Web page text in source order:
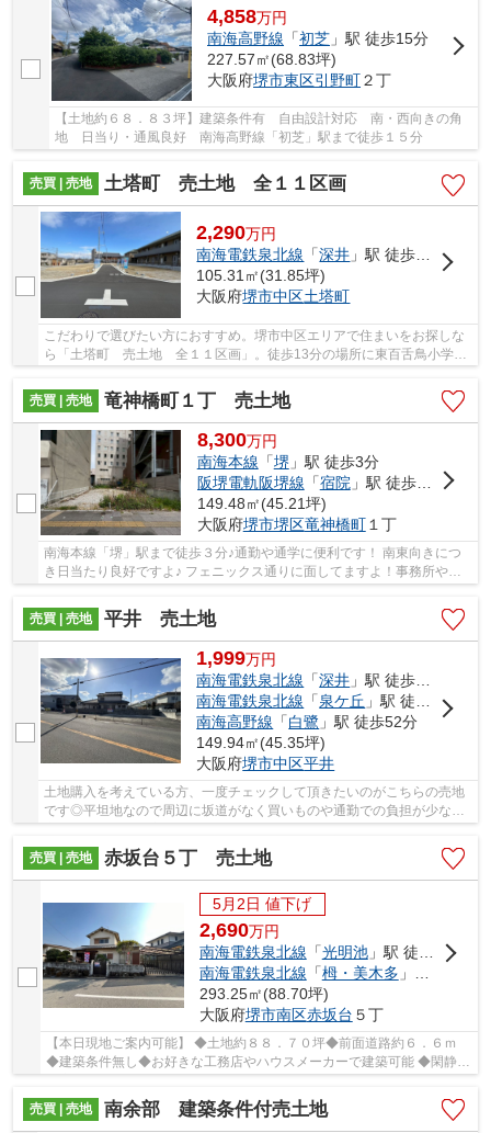
4,858万円
南海高野線 「初芝 」駅 徒歩15分
227.57㎡(68.83坪)
大阪府堺市東区引野町２丁
【土地約６８．８３坪】建築条件有 自由設計対応 南・西向きの角
地 日当り・通風良好 南海高野線「初芝」駅まで徒歩１５分
売買 | 売地 土塔町 売土地 全１１区画
2,290万円
南海電鉄泉北線 「深井 」駅 徒歩17分
105.31㎡(31.85坪)
大阪府堺市中区土塔町
こだわりで選びたい方におすすめ。堺市中区エリアで住まいをお探しな
ら「土塔町 売土地 全１１区画」。徒歩13分の場所に東百舌鳥小学校
売買 | 売地
竜神橋町１丁 売土地
8,300万円
南海本線 「堺 」駅 徒歩3分
阪堺電軌阪堺線 「宿院」駅 徒歩7分
149.48㎡(45.21坪)
大阪府堺市堺区竜神橋町１丁
南海本線「堺」駅まで徒歩３分♪通勤や通学に便利です！ 南東向きにつ
き日当たり良好ですよ♪ フェニックス通りに面してますよ！事務所や店
売買 | 売地
平井 売土地
1,999万円
南海電鉄泉北線 「深井 」駅 徒歩17分
南海電鉄泉北線 「泉ケ丘 」駅 徒歩46分
南海高野線 「白鷺 」駅 徒歩52分
149.94㎡(45.35坪)
大阪府堺市中区平井
土地購入を考えている方、一度チェックして頂きたいのがこちらの売地
です◎平坦地なので周辺に坂道がなく買いものや通勤での負担が少ない
売買 | 売地
赤坂台５丁 売土地
5月2日 値下げ
2,690万円
南海電鉄泉北線 「光明池」駅 徒歩32分
南海電鉄泉北線 「栂・美木多 」駅 徒歩30分
293.25㎡(88.70坪)
大阪府堺市南区赤坂台 ５丁
【本日現地ご案内可能】 ◆土地約８８．７０坪◆前面道路約６．６ｍ
◆建築条件無し◆お好きな工務店やハウスメーカーで建築可能 ◆閑静な
住宅街で叶える穏やかな新生活
売買 | 売地
南余部 建築条件付売土地